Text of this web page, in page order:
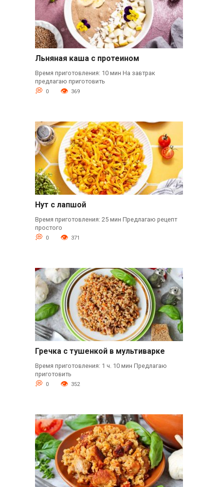
Льняная каша с протеином
Время приготовления: 10 мин На завтрак
предлагаю приготовить
0 369
Нут с лапшой
Время приготовления: 25 мин Предлагаю рецепт
простого
0 371
Гречка с тушенкой в мультиварке
Время приготовления: 1 ч. 10 мин Предлагаю
приготовить
0 352